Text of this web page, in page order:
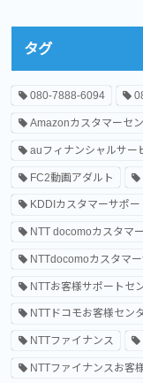
タグ
080-7888-6094
Amazonカスタマーセ
auフィナンシャルサー
FC2動画アダルト
KDDIカスタマーサポ
NTT docomoカスタマ
NTTdocomoカスタマ
NTTお客様サポートセ
NTTドコモお客様セン
NTTファイナンス
NTTファイナンスお客